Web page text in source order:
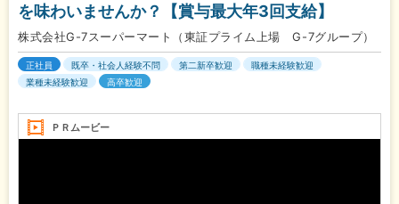
を味わいませんか？【賞与最大年3回支給】
株式会社G-7スーパーマート（東証プライム上場 G-7グループ）
正社員 既卒・社会人経験不問 第二新卒歓迎
職種未経験歓迎
業種未経験歓迎
高卒歓迎
ＰＲムービー